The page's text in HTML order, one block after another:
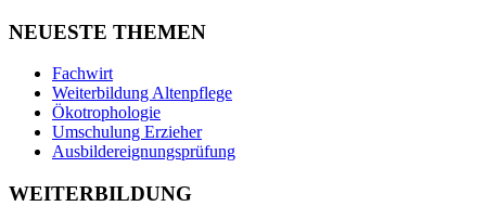
NEUESTE THEMEN
Fachwirt
Weiterbildung Altenpflege
Ökotrophologie
Umschulung Erzieher
Ausbildereignungsprüfung
WEITERBILDUNG